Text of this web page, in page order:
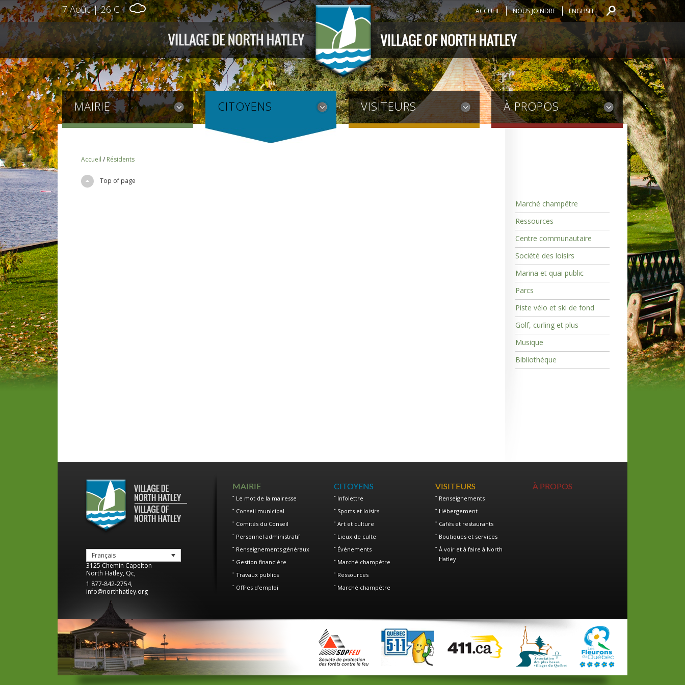
7 Août | 26 C ACCUEIL NOUS JOINDRE ENGLISH
MAIRIE CITOYENS VISITEURS À PROPOS
Accueil / Résidents
Top of page
Marché champêtre
Ressources
Centre communautaire
Société des loisirs
Marina et quai public
Parcs
Piste vélo et ski de fond
Golf, curling et plus
Musique
Bibliothèque
Français
3125 Chemin Capelton
North Hatley, Qc,
1 877-842-2754,
info@northhatley.org
MAIRIE
Le mot de la mairesse
Conseil municipal
Comités du Conseil
Personnel administratif
Renseignements généraux
Gestion financière
Travaux publics
Offres d’emploi
CITOYENS
Infolettre
Sports et loisirs
Art et culture
Lieux de culte
Événements
Marché champêtre
Ressources
Marché champêtre
VISITEURS
Renseignements
Hébergement
Cafés et restaurants
Boutiques et services
À voir et à faire à North
Hatley
À PROPOS